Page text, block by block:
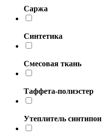
Саржа
Синтетика
Смесовая ткань
Таффета-полиэстер
Утеплитель синтипон